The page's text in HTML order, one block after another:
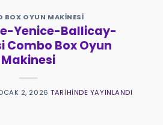
BOX OYUN MAKINESI
Yenice-Ballicay-
Combo Box Oyun
Makinesi
2, 2026 TARIHINDE YAYINLANDI